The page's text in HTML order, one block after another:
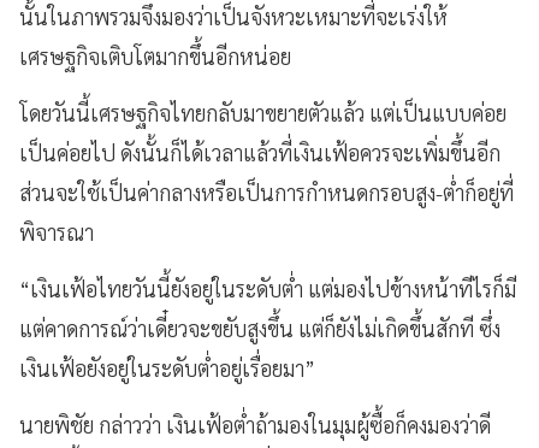
นั้นในภาพรวมจึงมองว่าเป็นจังหวะเหมาะที่จะเร่งให้
เศรษฐกิจเติบโตมากขึ้นอีกหน่อย
โดยวันนี้เศรษฐกิจไทยกลับมาขยายตัวแล้ว แต่เป็นแบบค่อย
เป็นค่อยไป ดังนั้นก็ได้เวลาแล้วที่เงินเฟ้อควรจะเพิ่มขึ้นอีก
ส่วนจะใช้เป็นค่ากลางหรือเป็นการกำหนดกรอบสูง-ต่ำก็อยู่ที่
พิจารณา
“เงินเฟ้อไทยวันนี้ยังอยู่ในระดับต่ำ แต่มองไปข้างหน้าทีไรก็มี
แต่คาดการณ์ว่าเดี๋ยวจะขยับสูงขึ้น แต่ก็ยังไม่เกิดขึ้นสักที ซึ่ง
เงินเฟ้อยังอยู่ในระดับต่ำอยู่เรื่อยมา”
นายพิชัย กล่าวว่า เงินเฟ้อต่ำถ้ามองในมุมผู้ซื้อก็คงมองว่าดี